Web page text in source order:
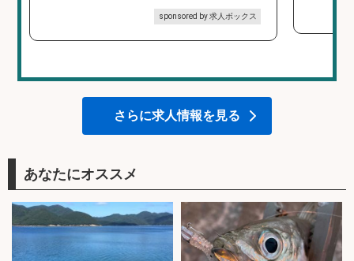
sponsored by 求人ボックス
さらに求人情報を見る
あなたにオススメ